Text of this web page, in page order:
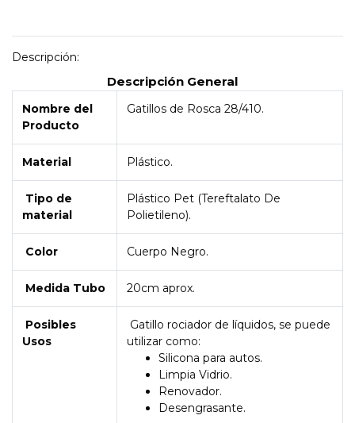
Descripción:
Descripción General
Nombre del
Producto
Gatillos de Rosca 28/410.
Material Plástico.
Tipo de
material
Plástico Pet (Tereftalato De
Polietileno).
Color Cuerpo Negro.
Medida Tubo 20cm aprox.
Posibles
Usos
Gatillo rociador de líquidos, se puede
utilizar como:
Silicona para autos.
Limpia Vidrio.
Renovador.
Desengrasante.